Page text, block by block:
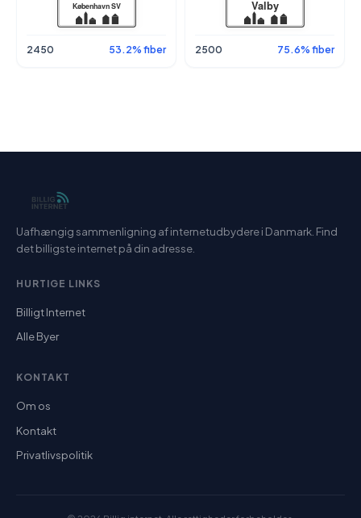
2450 53.2% fiber 2500 75.6% fiber
Uafhængig sammenligning af internetudbydere i Danmark. Find
det billigste internet på din adresse.
HURTIGE LINKS
Billigt Internet
Alle Byer
KONTAKT
Om os
Kontakt
Privatlivspolitik